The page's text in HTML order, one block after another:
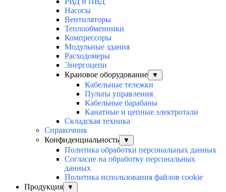
Насосы
Вентиляторы
Теплообменники
Компрессоры
Модульные здания
Расходомеры
Энергоцепи
Крановое оборудование
▼
Кабельные тележки
Пульты управления
Кабельные барабаны
Канатные и цепные электротали
Складская техника
Справочник
Конфиденциальность
▼
Политика обработки персональных данных
Согласие на обработку персональных
данных
Политика использования файлов cookie
Продукция
▼